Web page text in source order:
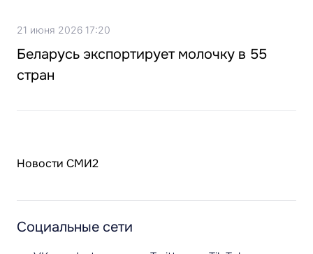
21 июня 2026 17:20
Беларусь экспортирует молочку в 55
стран
Новости СМИ2
Социальные сети